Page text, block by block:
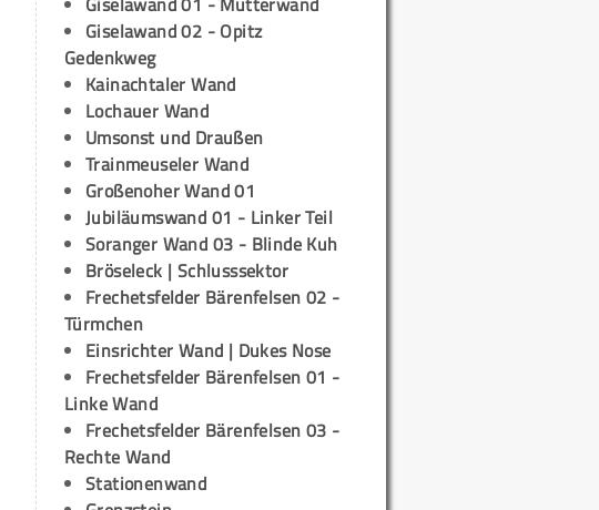
Giselawand 02 - Opitz
Gedenkweg
Kainachtaler Wand
Lochauer Wand
Umsonst und Draußen
Trainmeuseler Wand
Großenoher Wand 01
Jubiläumswand 01 - Linker Teil
Soranger Wand 03 - Blinde Kuh
Bröseleck | Schlusssektor
Frechetsfelder Bärenfelsen 02 -
Türmchen
Einsrichter Wand | Dukes Nose
Frechetsfelder Bärenfelsen 01 -
Linke Wand
Frechetsfelder Bärenfelsen 03 -
Rechte Wand
Stationenwand